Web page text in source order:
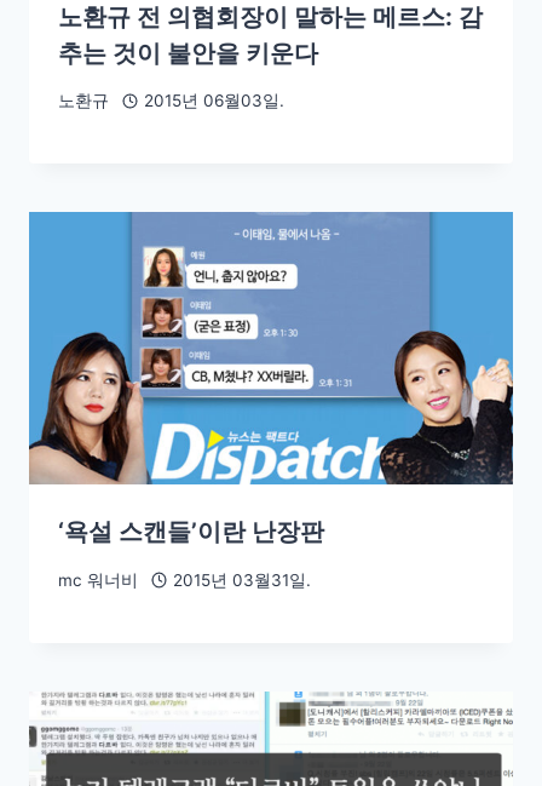
노환규 전 의협회장이 말하는 메르스: 감
추는 것이 불안을 키운다
노환규 2015년 06월03일.
‘욕설 스캔들’이란 난장판
mc 워너비 2015년 03월31일.